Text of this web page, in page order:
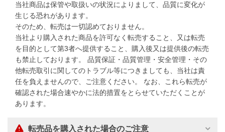
当社商品は保管や取扱いの状況によりまして、品質に変化が
生じる恐れがあります。
そのため、転売は一切認めておりません。
当社より購入された商品を許可なく転売すること、又は転売
を目的として第3者へ提供すること、購入後又は提供後の転売
も禁止しております。 品質保証・品質管理・安全管理・その
他転売取引に関してのトラブル等につきましても、当社は責
任を負えませんので、ご注意ください。 なお、これら転売が
確認された場合速やかに法的措置をとらせていただくことが
あります。
転売品を購入された場合のご注意